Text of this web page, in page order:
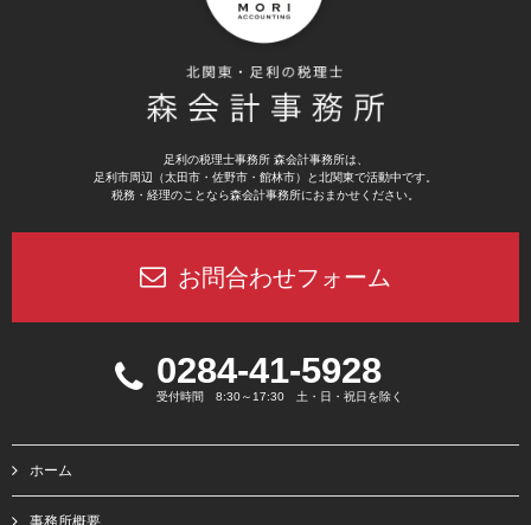
足利の税理士事務所 森会計事務所は、
足利市周辺（太田市・佐野市・館林市）と北関東で活動中です。
税務・経理のことなら森会計事務所におまかせください。
お問合わせフォーム
0284-41-5928
受付時間 8:30～17:30 土・日・祝日を除く
ホーム
事務所概要